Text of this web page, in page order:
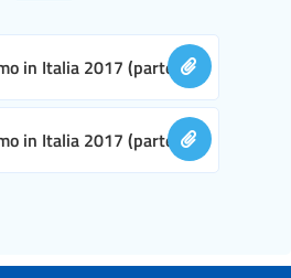
in Italia 2017 (parte I)
in Italia 2017 (parte II)